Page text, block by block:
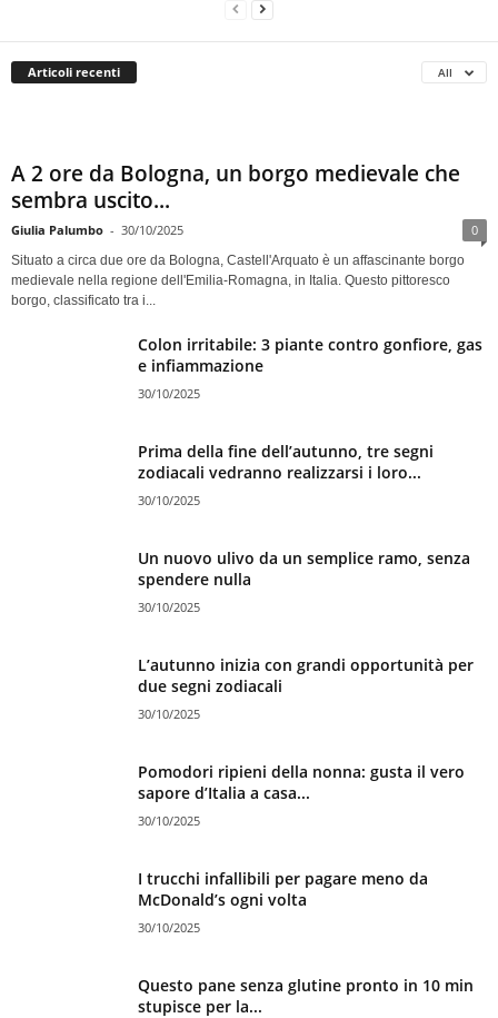
Articoli recenti All
A 2 ore da Bologna, un borgo medievale che
sembra uscito...
Giulia Palumbo - 30/10/2025 0
Situato a circa due ore da Bologna, Castell'Arquato è un affascinante borgo
medievale nella regione dell'Emilia-Romagna, in Italia. Questo pittoresco
borgo, classificato tra i...
Colon irritabile: 3 piante contro gonfiore, gas
e infiammazione
30/10/2025
Prima della fine dell’autunno, tre segni
zodiacali vedranno realizzarsi i loro...
30/10/2025
Un nuovo ulivo da un semplice ramo, senza
spendere nulla
30/10/2025
L’autunno inizia con grandi opportunità per
due segni zodiacali
30/10/2025
Pomodori ripieni della nonna: gusta il vero
sapore d’Italia a casa...
30/10/2025
I trucchi infallibili per pagare meno da
McDonald’s ogni volta
30/10/2025
Questo pane senza glutine pronto in 10 min
stupisce per la...